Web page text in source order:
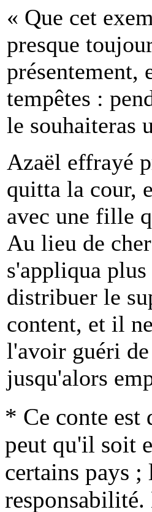
« Que cet
presque
présentement,
tempêtes :
le souhaiteras
Azaël effrayé
quitta la cour,
avec une fille
Au lieu de
s'appliqua
distribuer le
content, et il
l'avoir guéri
jusqu'alors
* Ce conte est
peut qu'il soit
certains pays
responsabilité.